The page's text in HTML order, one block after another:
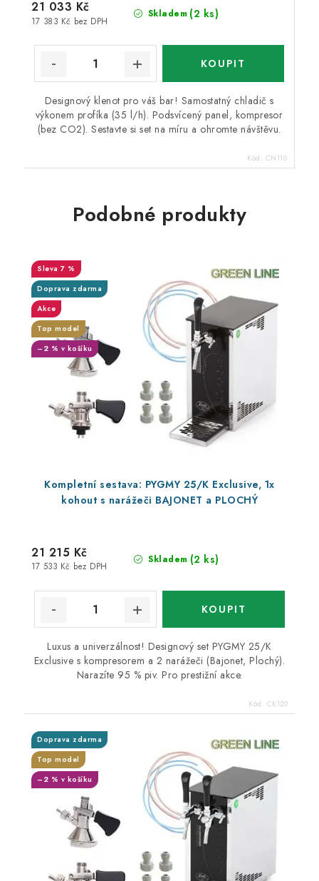
Skladem (2 ks)
17 383 Kč bez DPH
21 033 Kč
Designový klenot pro váš bar! Samostatný chladič s
výkonem profíka (35 l/h). Podsvícený panel, kompresor
(bez CO2). Sestavte si set na míru a ohromte návštěvu.
Kód: CN110
Podobné produkty
Kompletní sestava: PYGMY 25/K Exclusive, 1x
kohout s narážeči BAJONET a PLOCHÝ
7 %
Doprava zdarma
Akce
Top model
–2 % v košíku
Skladem (2 ks)
17 533 Kč bez DPH
21 215 Kč
Luxus a univerzálnost! Designový set PYGMY 25/K
Exclusive s kompresorem a 2 narážeči (Bajonet, Plochý).
Narazíte 95 % piv. Pro prestižní akce.
Kód: CK120
Doprava zdarma
Top model
–2 % v košíku